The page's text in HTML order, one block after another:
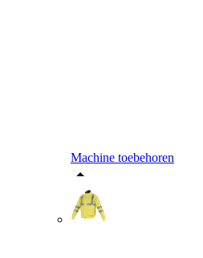
Machine toebehoren